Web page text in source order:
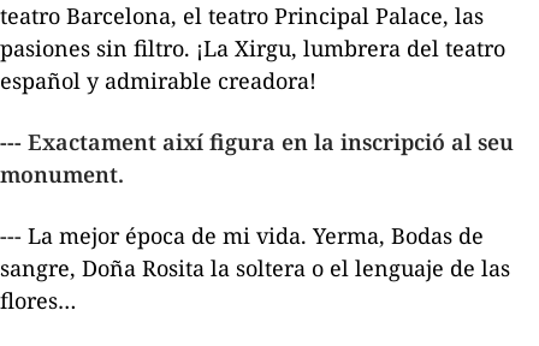
teatro Barcelona, el teatro Principal Palace, las
pasiones sin filtro. ¡La Xirgu, lumbrera del teatro
español y admirable creadora!
--- Exactament així figura en la inscripció al seu
monument.
--- La mejor época de mi vida. Yerma, Bodas de
sangre, Doña Rosita la soltera o el lenguaje de las
flores…